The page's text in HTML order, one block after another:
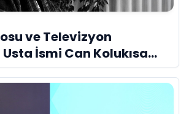
ve Televizyon
Usta İsmi Can Kolukısa